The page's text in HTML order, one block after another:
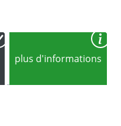
plus d'informations